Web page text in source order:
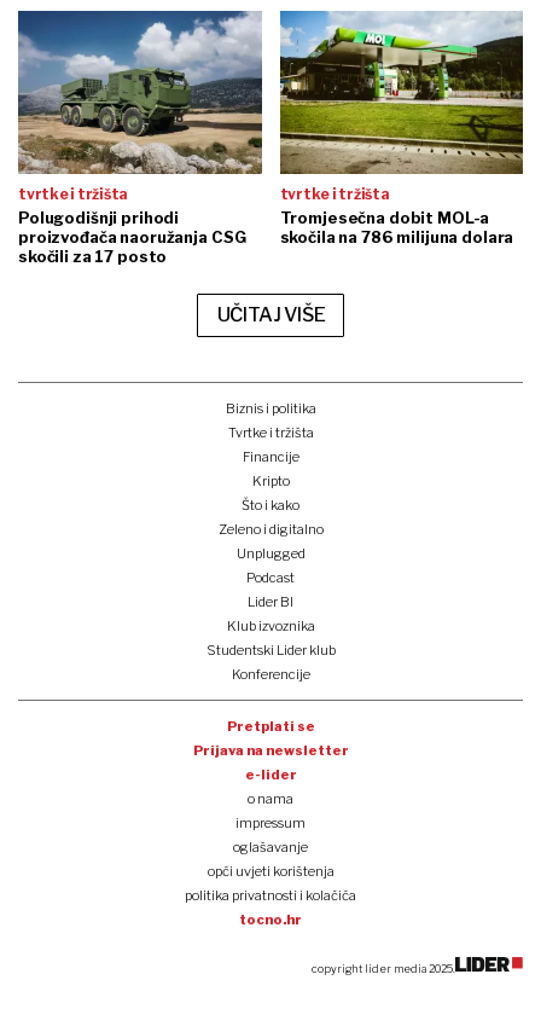
tvrtke i tržišta
Polugodišnji prihodi
proizvođača naoružanja CSG
skočili za 17 posto
tvrtke i tržišta
Tromjesečna dobit MOL-a
skočila na 786 milijuna dolara
UČITAJ VIŠE
Biznis i politika
Tvrtke i tržišta
Financije
Kripto
Što i kako
Zeleno i digitalno
Unplugged
Podcast
Lider BI
Klub izvoznika
Studentski Lider klub
Konferencije
Pretplati se
Prijava na newsletter
e-lider
o nama
impressum
oglašavanje
opći uvjeti korištenja
politika privatnosti i kolačića
tocno.hr
copyright lider media 2025.